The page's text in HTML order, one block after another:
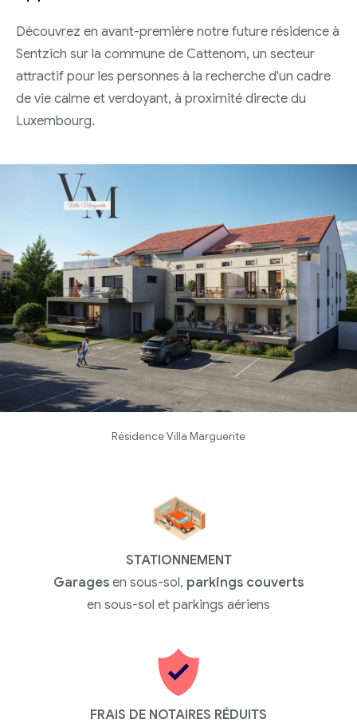
Découvrez en avant-première notre future résidence à
Sentzich sur la commune de Cattenom, un secteur
attractif pour les personnes à la recherche d'un cadre
de vie calme et verdoyant, à proximité directe du
Luxembourg.
Résidence Villa Marguerite
STATIONNEMENT
Garagesen sous-sol, parkings couverts
en sous-sol et parkings aériens
FRAIS DE NOTAIRES RÉDUITS